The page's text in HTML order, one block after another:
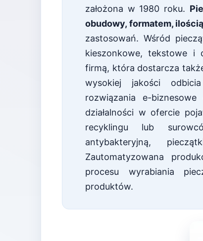
założona w 1980 roku.
obudowy, formatem,
zastosowań. Wśród
kieszonkowe, tekstowe i
firmą, która dostarcza
wysokiej jakości
rozwiązania e-
działalności w ofercie
recyklingu lub
antybakteryjną,
Zautomatyzowana
procesu wyrabiania
produktów.